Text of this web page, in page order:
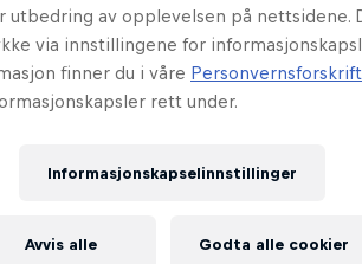
utbedring av opplevelsen på nettsidene.
via innstillingene for
finner du i våre
rett under.
Informasjonskapselinnstillinger
Avvis alle Godta alle cookier